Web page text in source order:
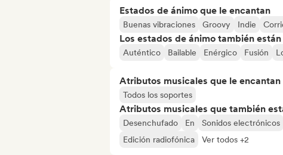
Estados de ánimo que le encantan
Buenas vibraciones Groovy Indie
Los estados de ánimo también
Auténtico Bailable Enérgico Fusión
Atributos musicales que le encantan
Todos los soportes
Atributos musicales que también
Desenchufado En Sonidos electrónicos
Edición radiofónica
Ver todos +2